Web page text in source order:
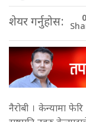
शेयर गर्नुहोस: 0
नैरोबी । केन्यामा